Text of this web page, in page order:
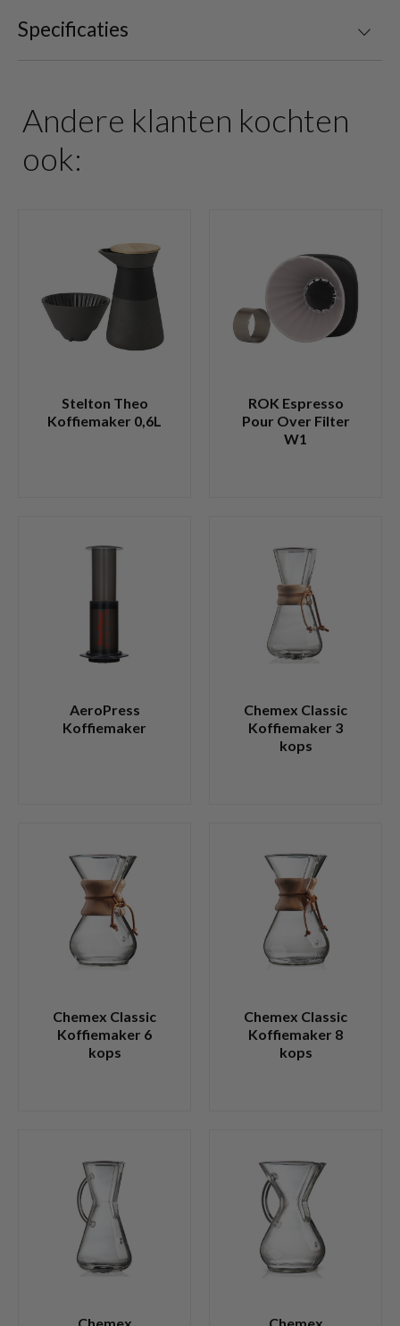
Specificaties
Andere klanten kochten
ook:
Stelton Theo
Koffiemaker 0,6L
ROK Espresso
Pour Over Filter
W1
AeroPress
Koffiemaker
Chemex Classic
Koffiemaker 3
kops
Chemex Classic
Koffiemaker 6
kops
Chemex Classic
Koffiemaker 8
kops
Chemex Chemex